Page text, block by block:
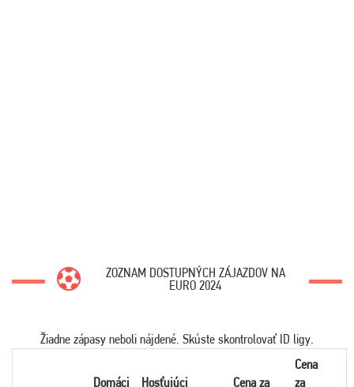
ZOZNAM DOSTUPNÝCH ZÁJAZDOV NA
EURO 2024
Žiadne zápasy neboli nájdené. Skúste skontrolovať ID ligy.
Domáci
Hosťujúci
Cena za
Cena
za